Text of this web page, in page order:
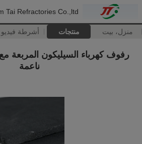
Tai Refractories Co.,ltd
منزل، بيت منتجات أشرطة فيديو
رفوف كهرباء السيليكون المربعة
ناعمة